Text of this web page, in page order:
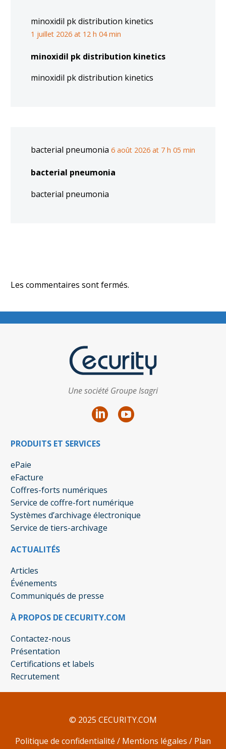
minoxidil pk distribution kinetics
1 juillet 2026 at 12 h 04 min
minoxidil pk distribution kinetics
minoxidil pk distribution kinetics
bacterial pneumonia 6 août 2026 at 7 h 05 min
bacterial pneumonia
bacterial pneumonia
Les commentaires sont fermés.
Une société Groupe Isagri
PRODUITS ET SERVICES
ePaie
eFacture
Coffres-forts numériques
Service de coffre-fort numérique
Systèmes d’archivage électronique
Service de tiers-archivage
ACTUALITÉS
Articles
Événements
Communiqués de presse
À PROPOS DE CECURITY.COM
Contactez-nous
Présentation
Certifications et labels
Recrutement
© 2025 CECURITY.COM
Politique de confidentialité / Mentions légales / Plan